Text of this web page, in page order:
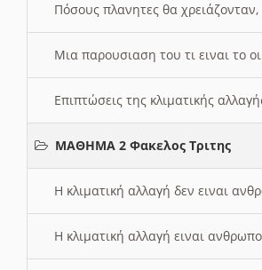
Πόσους πλανητες θα
Μια παρουσιαση του τι ειναι το
Επιπτώσεις της κλιματικής
ΜΑΘΗΜΑ 2 Φακελος Τριτης
Η κλιματική αλλαγή δεν ειναι
Η κλιματική αλλαγή ειναι